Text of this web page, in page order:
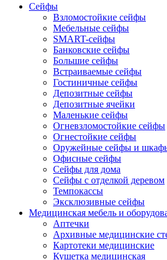
Сейфы
Взломостойкие сейфы
Мебельные сейфы
SMART-сейфы
Банковские сейфы
Большие сейфы
Встраиваемые сейфы
Гостиничные сейфы
Депозитные сейфы
Депозитные ячейки
Маленькие сейфы
Огневзломостойкие сейфы
Огнестойкие сейфы
Оружейные сейфы и
Офисные сейфы
Сейфы для дома
Сейфы с отделкой деревом
Темпокассы
Эксклюзивные сейфы
Медицинская мебель и
Аптечки
Архивные медицинские
Картотеки медицинские
Кушетка медицинская